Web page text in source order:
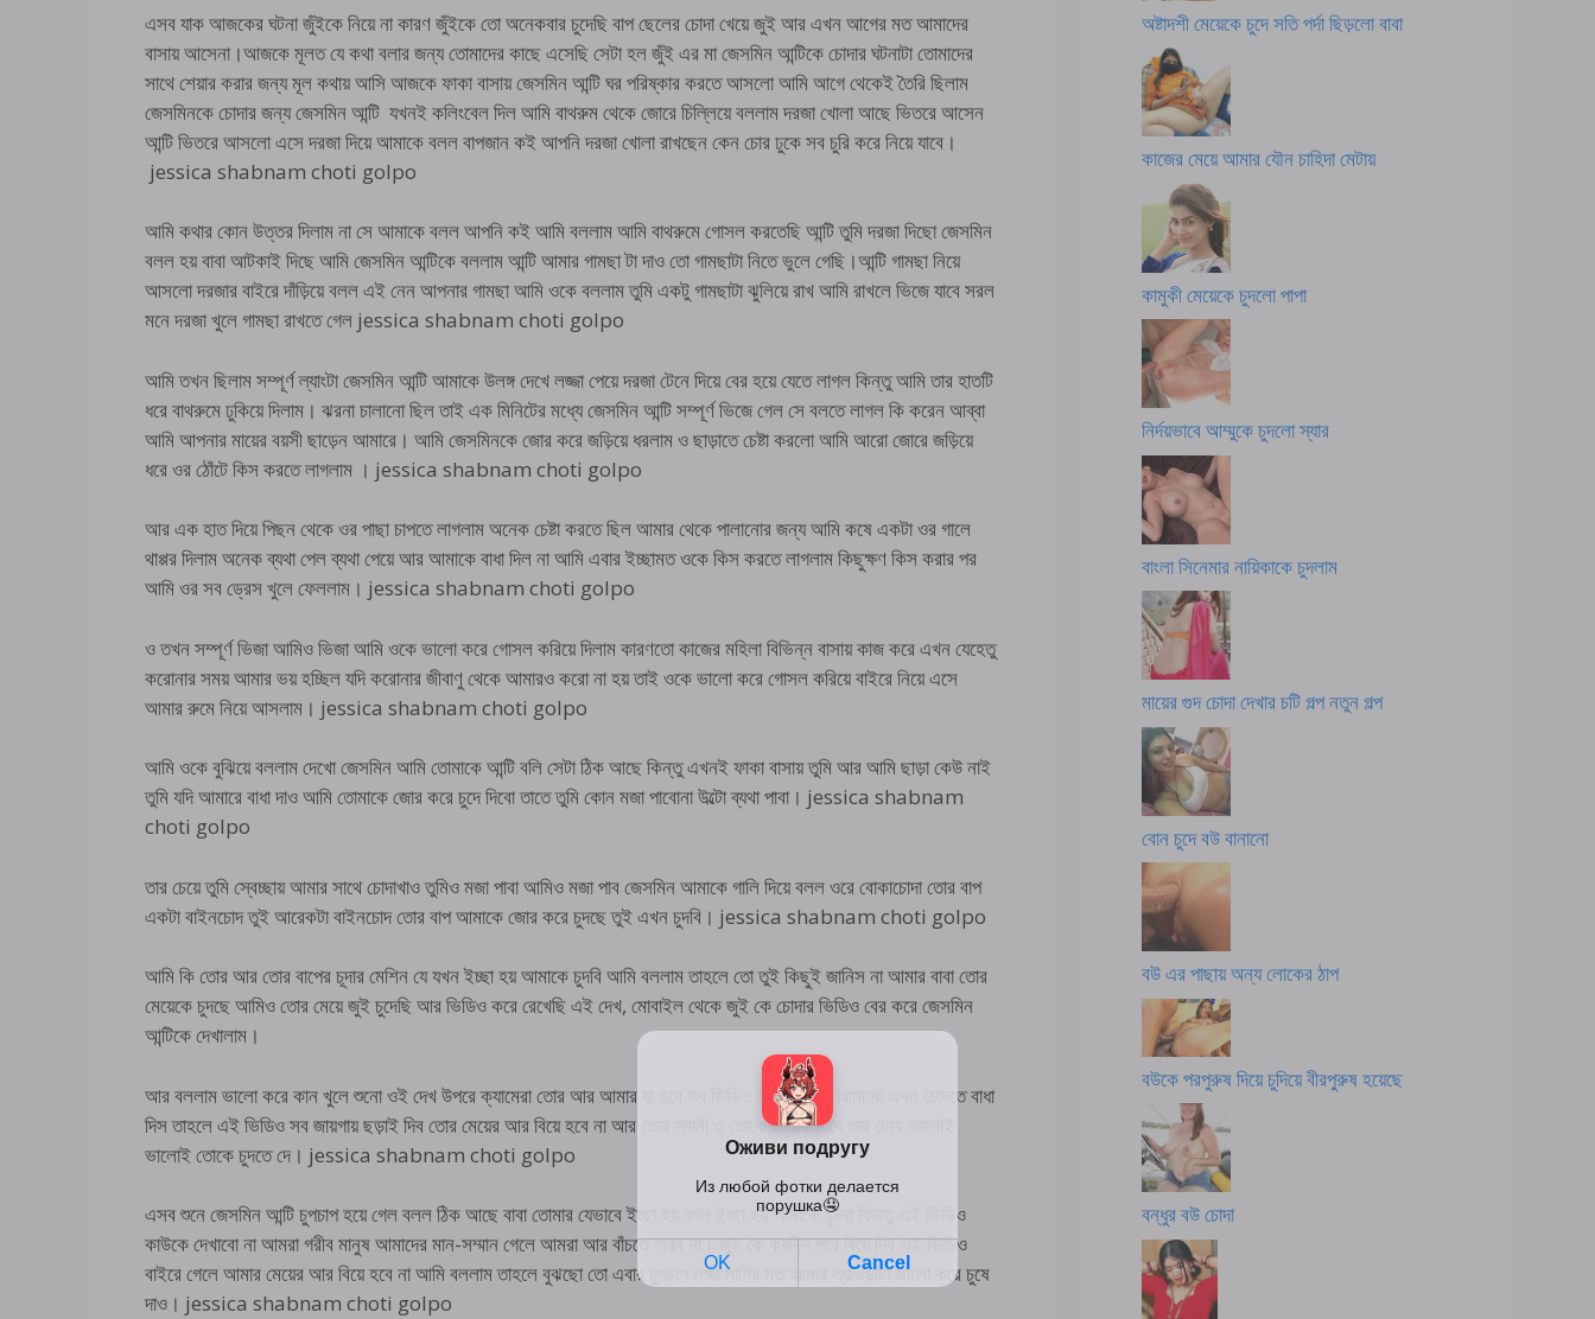
এসব যাক আজকের ঘটনা জুঁইকে নিয়ে না কারণ জুঁইকে তো অনেকবার চুদেছি বাপ ছেলের চোদা খেয়ে জুই আর এখন আগের মত আমাদের
বাসায় আসেনা।আজকে মূলত যে কথা বলার জন্য তোমাদের কাছে এসেছি সেটা হল জুঁই এর মা জেসমিন আন্টিকে চোদার ঘটনাটা তোমাদের
সাথে শেয়ার করার জন্য মূল কথায় আসি আজকে ফাকা বাসায় জেসমিন আন্টি ঘর পরিষ্কার করতে আসলো আমি আগে থেকেই তৈরি ছিলাম
জেসমিনকে চোদার জন্য জেসমিন আন্টি যখনই কলিংবেল দিল আমি বাথরুম থেকে জোরে চিল্লিয়ে বললাম দরজা খোলা আছে ভিতরে আসেন
আন্টি ভিতরে আসলো এসে দরজা দিয়ে আমাকে বলল বাপজান কই আপনি দরজা খোলা রাখছেন কেন চোর ঢুকে সব চুরি করে নিয়ে যাবে।
jessica shabnam choti golpo
আমি কথার কোন উত্তর দিলাম না সে আমাকে বলল আপনি কই আমি বললাম আমি বাথরুমে গোসল করতেছি আন্টি তুমি দরজা দিছো জেসমিন
বলল হয় বাবা আটকাই দিছে আমি জেসমিন আন্টিকে বললাম আন্টি আমার গামছা টা দাও তো গামছাটা নিতে ভুলে গেছি।আন্টি গামছা নিয়ে
আসলো দরজার বাইরে দাঁড়িয়ে বলল এই নেন আপনার গামছা আমি ওকে বললাম তুমি একটু গামছাটা ঝুলিয়ে রাখ আমি রাখলে ভিজে যাবে সরল
মনে দরজা খুলে গামছা রাখতে গেল jessica shabnam choti golpo
আমি তখন ছিলাম সম্পূর্ণ ল্যাংটা জেসমিন আন্টি আমাকে উলঙ্গ দেখে লজ্জা পেয়ে দরজা টেনে দিয়ে বের হয়ে যেতে লাগল কিন্তু আমি তার হাতটি
ধরে বাথরুমে ঢুকিয়ে দিলাম। ঝরনা চালানো ছিল তাই এক মিনিটের মধ্যে জেসমিন আন্টি সম্পূর্ণ ভিজে গেল সে বলতে লাগল কি করেন আব্বা
আমি আপনার মায়ের বয়সী ছাড়েন আমারে। আমি জেসমিনকে জোর করে জড়িয়ে ধরলাম ও ছাড়াতে চেষ্টা করলো আমি আরো জোরে জড়িয়ে
ধরে ওর ঠোঁটে কিস করতে লাগলাম । jessica shabnam choti golpo
আর এক হাত দিয়ে পিছন থেকে ওর পাছা চাপতে লাগলাম অনেক চেষ্টা করতে ছিল আমার থেকে পালানোর জন্য আমি কষে একটা ওর গালে
থাপ্পর দিলাম অনেক ব্যথা পেল ব্যথা পেয়ে আর আমাকে বাধা দিল না আমি এবার ইচ্ছামত ওকে কিস করতে লাগলাম কিছুক্ষণ কিস করার পর
আমি ওর সব ড্রেস খুলে ফেললাম। jessica shabnam choti golpo
ও তখন সম্পূর্ণ ভিজা আমিও ভিজা আমি ওকে ভালো করে গোসল করিয়ে দিলাম কারণতো কাজের মহিলা বিভিন্ন বাসায় কাজ করে এখন যেহেতু
করোনার সময় আমার ভয় হচ্ছিল যদি করোনার জীবাণু থেকে আমারও করো না হয় তাই ওকে ভালো করে গোসল করিয়ে বাইরে নিয়ে এসে
আমার রুমে নিয়ে আসলাম। jessica shabnam choti golpo
আমি ওকে বুঝিয়ে বললাম দেখো জেসমিন আমি তোমাকে আন্টি বলি সেটা ঠিক আছে কিন্তু এখনই ফাকা বাসায় তুমি আর আমি ছাড়া কেউ নাই
তুমি যদি আমারে বাধা দাও আমি তোমাকে জোর করে চুদে দিবো তাতে তুমি কোন মজা পাবোনা উল্টো ব্যথা পাবা। jessica shabnam
choti golpo
তার চেয়ে তুমি স্বেচ্ছায় আমার সাথে চোদাখাও তুমিও মজা পাবা আমিও মজা পাব জেসমিন আমাকে গালি দিয়ে বলল ওরে বোকাচোদা তোর বাপ
একটা বাইনচোদ তুই আরেকটা বাইনচোদ তোর বাপ আমাকে জোর করে চুদছে তুই এখন চুদবি। jessica shabnam choti golpo
আমি কি তোর আর তোর বাপের চূদার মেশিন যে যখন ইচ্ছা হয় আমাকে চুদবি আমি বললাম তাহলে তো তুই কিছুই জানিস না আমার বাবা তোর
মেয়েকে চুদছে আমিও তোর মেয়ে জুই চুদেছি আর ভিডিও করে রেখেছি এই দেখ, মোবাইল থেকে জুই কে চোদার ভিডিও বের করে জেসমিন
আন্টিকে দেখালাম।
আর বললাম ভালো করে কান খুলে শুনো ওই দেখ উপরে ক্যামেরা তোর আর আমার যা হবে সব ভিডিও হবে তুই যদি আমাকে এখন চোদতে বাধা
দিস তাহলে এই ভিডিও সব জায়গায় ছড়াই দিব তোর মেয়ের আর বিয়ে হবে না আর তোর স্বামী ও তোকে তালাক দিবে তার চেয়ে ভালোই
ভালোই তোকে চুদতে দে। jessica shabnam choti golpo
এসব শুনে জেসমিন আন্টি চুপচাপ হয়ে গেল বলল ঠিক আছে বাবা তোমার যেভাবে ইচ্ছা হয় যখন ইচ্ছা হয় আমাকে চুদবা কিন্তু এই ভিডিও
কাউকে দেখাবো না আমরা গরীব মানুষ আমাদের মান-সম্মান গেলে আমরা আর বাঁচতে পারব না। জুই কে কয়দিন পরে বিয়ে দিব এই ভিডিও
বাইরে গেলে আমার মেয়ের আর বিয়ে হবে না আমি বললাম তাহলে বুঝছো তো এবার চুপচাপ লক্ষ্মী মাগির মত আমার ল্যাওড়াটা ভালো করে চুষে
দাও। jessica shabnam choti golpo
অষ্টাদশী মেয়েকে চুদে সতি পর্দা ছিড়লো বাবা
কাজের মেয়ে আমার যৌন চাহিদা মেটায়
কামুকী মেয়েকে চুদলো পাপা
নির্দয়ভাবে আম্মুকে চুদলো স্যার
বাংলা সিনেমার নায়িকাকে চুদলাম
মায়ের গুদ চোদা দেখার চটি গল্প নতুন গল্প
বোন চুদে বউ বানানো
বউ এর পাছায় অন্য লোকের ঠাপ
বউকে পরপুরুষ দিয়ে চুদিয়ে বীরপুরুষ হয়েছে
বন্ধুর বউ চোদা